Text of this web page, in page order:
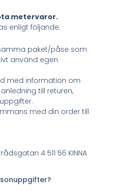
metervaror.
enligt följande:
paket/påse som
använd egen
med information om
till returen,
med din order till
4 511 56 KINNA